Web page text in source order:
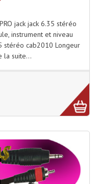
jack jack 6.35 stéréo
instrument et niveau
stéréo cab2010 Longeur
la suite...